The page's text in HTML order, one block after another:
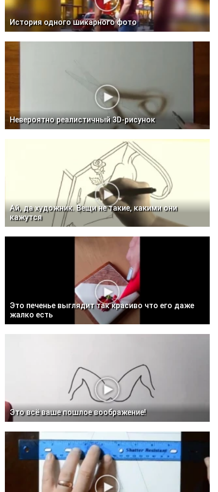
История одного шикарного фото
Невероятно реалистичный 3D-рисунок
Ай, да художник. Вещи не такие, какими они
кажутся
Это печенье выглядит так красиво что его даже
жалко есть
Это всё ваше пошлое воображение!